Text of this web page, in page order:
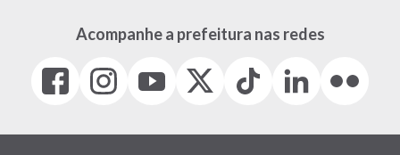
Acompanhe a prefeitura nas redes
Facebook
(link
em
Instagram
(link
em
(link
em
(Antigo
(link
Tiktok
(link
em
LinkedIn
(link
em
(link
em